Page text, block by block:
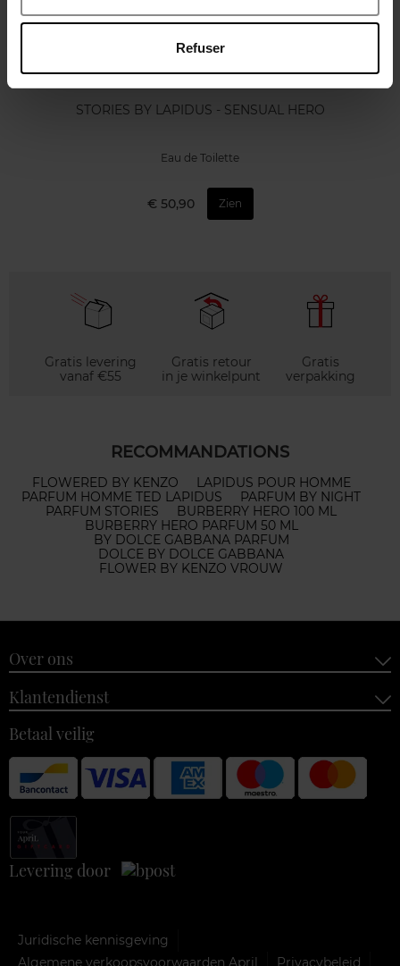
Refuser
TED LAPIDUS
STORIES BY LAPIDUS - SENSUAL HERO
Eau de Toilette
€ 50,90 Zien
Gratis levering
vanaf €55
Gratis retour
in je winkelpunt
Gratis
verpakking
RECOMMANDATIONS
FLOWERED BY KENZO
LAPIDUS POUR HOMME
PARFUM HOMME TED LAPIDUS
PARFUM BY NIGHT
PARFUM STORIES
BURBERRY HERO 100 ML
BURBERRY HERO PARFUM 50 ML
BY DOLCE GABBANA PARFUM
DOLCE BY DOLCE GABBANA
FLOWER BY KENZO VROUW
Over ons
Klantendienst
Betaal veilig
Levering door
Juridische kennisgeving
Algemene verkoopsvoorwaarden April
Privacybeleid